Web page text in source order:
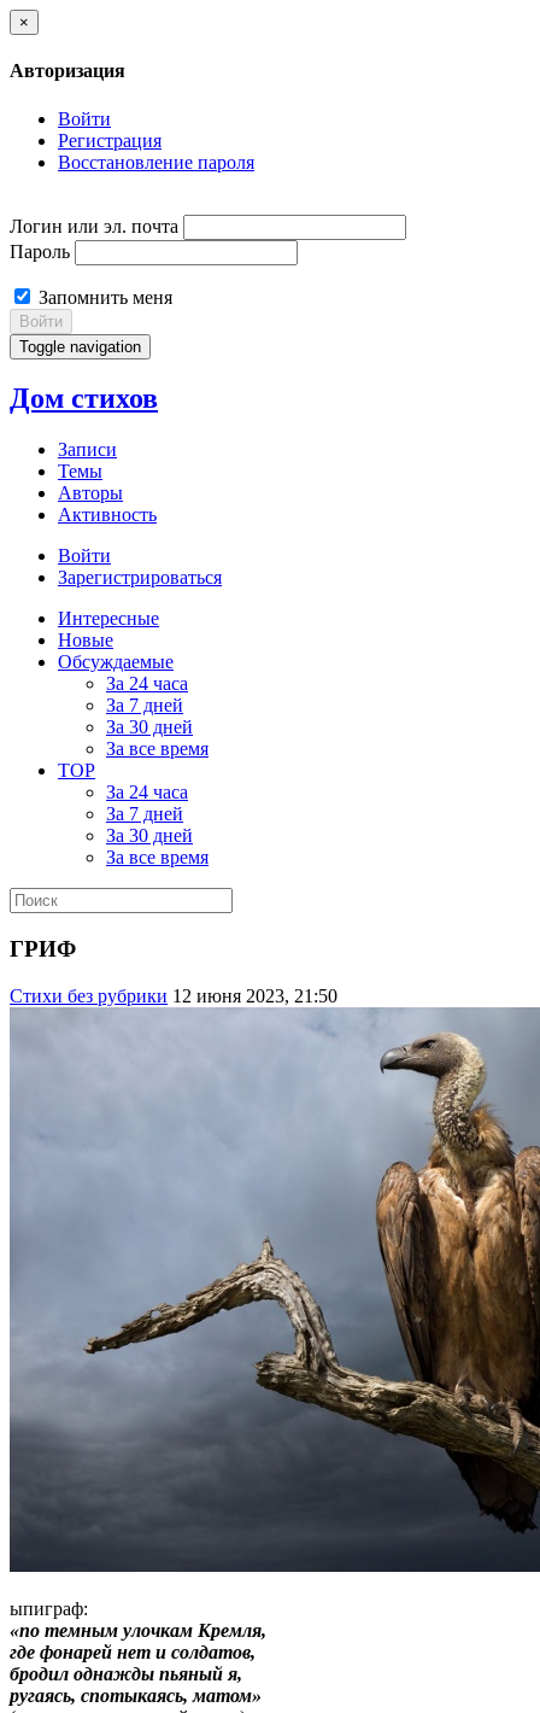
×
Авторизация
Войти
Регистрация
Восстановление пароля
Логин или эл. почта
Пароль
Запомнить меня
Войти
Toggle navigation
Дом стихов
Записи
Темы
Авторы
Активность
Войти
Зарегистрироваться
Интересные
Новые
Обсуждаемые
За 24 часа
За 7 дней
За 30 дней
За все время
TOP
За 24 часа
За 7 дней
За 30 дней
За все время
ГРИФ
Стихи без рубрики 12 июня 2023, 21:50
ыпиграф:
«по темным улочкам Кремля,
где фонарей нет и солдатов,
бродил однажды пьяный я,
ругаясь, спотыкаясь, матом»